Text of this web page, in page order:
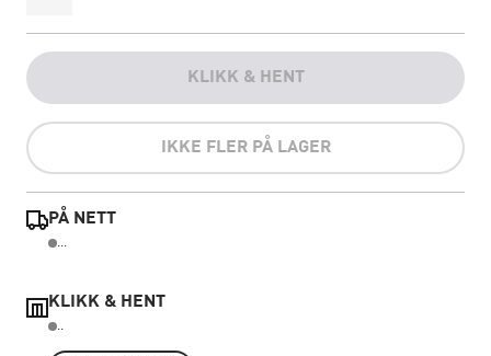
KLIKK & HENT
IKKE FLER PÅ LAGER
PÅ NETT
...
KLIKK & HENT
..